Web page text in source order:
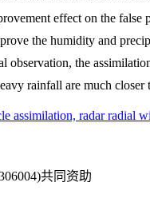
effect on the
the humidity and
observation, the
rainfall are much closer
assimilation, radar radial
共同资助